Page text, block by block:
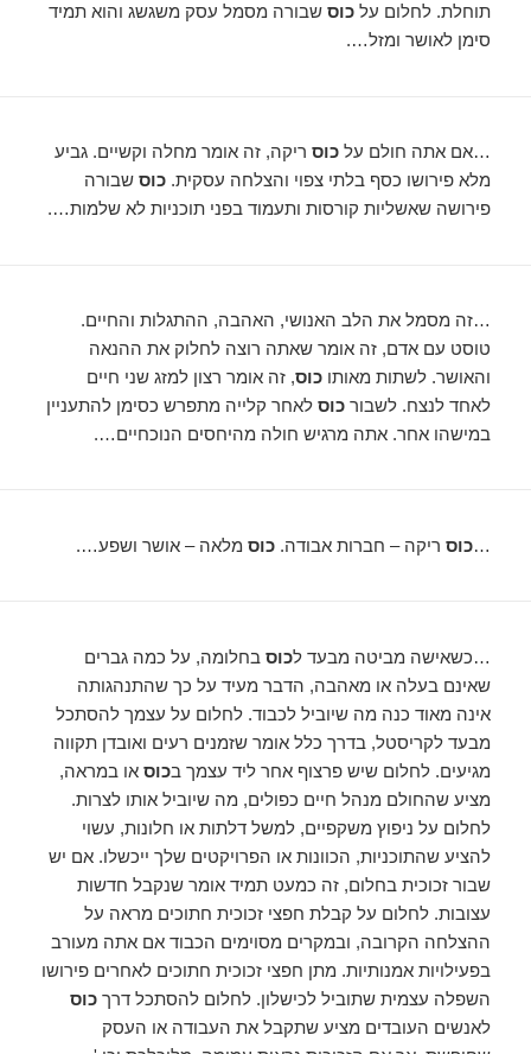
תוחלת. לחלום עלכוס שבורה מסמל עסק משגשג והוא תמיד
סימן לאושר ומזל….
…אם אתה חולם עלכוס ריקה, זה אומר מחלה וקשיים. גביע
מלא פירושו כסף בלתי צפוי והצלחה עסקית.כוס שבורה
פירושה שאשליות קורסות ותעמוד בפני תוכניות לא שלמות….
…זה מסמל את הלב האנושי, האהבה, ההתגלות והחיים.
טוסט עם אדם, זה אומר שאתה רוצה לחלוק את ההנאה
והאושר. לשתות מאותוכוס, זה אומר רצון למזג שני חיים
לאחד לנצח. לשבורכוס לאחר קלייה מתפרש כסימן להתעניין
במישהו אחר. אתה מרגיש חולה מהיחסים הנוכחיים….
…כוס ריקה – חברות אבודה.כוס מלאה – אושר ושפע….
…כשאישה מביטה מבעד לכוס בחלומה, על כמה גברים
שאינם בעלה או מאהבה, הדבר מעיד על כך שהתנהגותה
אינה מאוד כנה מה שיוביל לכבוד. לחלום על עצמך להסתכל
מבעד לקריסטל, בדרך כלל אומר שזמנים רעים ואובדן תקווה
מגיעים. לחלום שיש פרצוף אחר ליד עצמך בכוס או במראה,
מציע שהחולם מנהל חיים כפולים, מה שיוביל אותו לצרות.
לחלום על ניפוץ משקפיים, למשל דלתות או חלונות, עשוי
להציע שהתוכניות, הכוונות או הפרויקטים שלך ייכשלו. אם יש
שבור זכוכית בחלום, זה כמעט תמיד אומר שנקבל חדשות
עצובות. לחלום על קבלת חפצי זכוכית חתוכים מראה על
ההצלחה הקרובה, ובמקרים מסוימים הכבוד אם אתה מעורב
בפעילויות אמנותיות. מתן חפצי זכוכית חתוכים לאחרים פירושו
השפלה עצמית שתוביל לכישלון. לחלום להסתכל דרךכוס
לאנשים העובדים מציע שתקבל את העבודה או העסק